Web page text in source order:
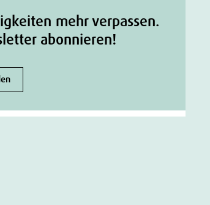
mehr verpassen.
abonnieren!